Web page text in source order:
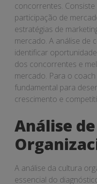
concorrentes.
participação de
estratégias de
mercado. A análise de
identificar
dos concorrentes e
mercado. Para o
fundamental para
crescimento e
Análise
A análise da cultura
essencial do